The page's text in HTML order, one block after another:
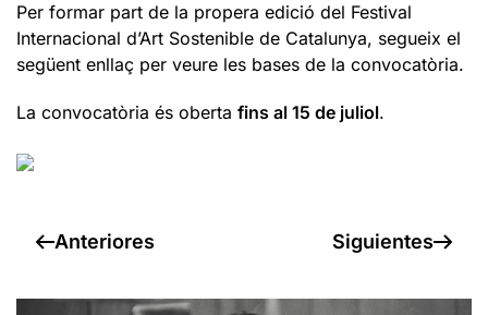
Per formar part de la propera edició del Festival
Internacional d’Art Sostenible de Catalunya, segueix el
següent enllaç per veure les bases de la convocatòria.
La convocatòria és oberta fins al 15 de juliol.
Anteriores Siguientes